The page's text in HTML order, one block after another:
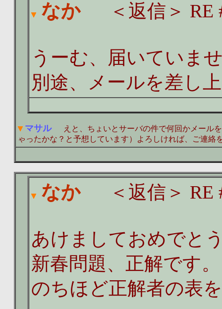
なか ＜返信＞ RE
うーむ、届いていま
別途、メールを差し
マサルえと、ちょいとサーバの件で何回かメールを
ゃったかな？と予想しています）よろしければ、ご連絡
なか ＜返信＞ RE
あけましておめでと
新春問題、正解です。
のちほど正解者の表